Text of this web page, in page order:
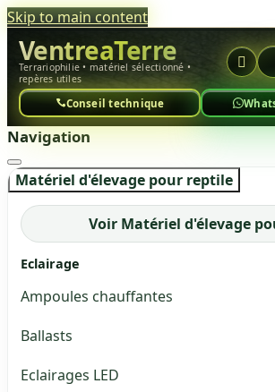
Skip to main content
VentreaTerre
Terrariophilie • matériel sélectionné •
repères utiles

Conseil technique
Navigation
Matériel d'élevage pour reptile
Voir Matériel d'élevage
Eclairage
Ampoules chauffantes
Ballasts
Eclairages LED